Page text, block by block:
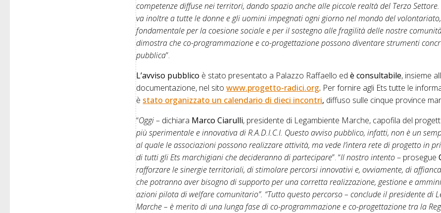
competenze diffuse nei territori, dando spazio anche alle piccole realtà del Terzo
va inoltre a tutte le donne e gli uomini impegnati ogni giorno nel mondo del
fondamentale per la coesione sociale e per il sostegno alle fragilità delle nostre
dimostra che co-programmazione e co-progettazione possono diventare strumenti
pubblica”.
L’avviso pubblico è stato presentato a Palazzo Raffaello edè consultabile, insieme
documentazione, nel sitowww.progetto-radici.org. Per fornire agli Ets tutte le
è stato organizzato un calendario di dieci incontri, diffuso sulle cinque province
“Oggi– dichiara Marco Ciarulli, presidente di Legambiente Marche, capofila del
più sperimentale e innovativa di R.A.D.I.C.I. Questo avviso pubblico, infatti, non è un
al quale le associazioni possono realizzare attività, ma vede l’intera rete di progetto in
di tutti gli Ets marchigiani che decideranno di partecipare”. “Il nostro intento– prosegue
rafforzare le sinergie territoriali, di stimolare percorsi innovativi e, ovviamente, di
che potranno aver bisogno di supporto per una corretta realizzazione, gestione e
azioni pilota di welfare comunitario”. “Tutto questo percorso – conclude il presidente di
Marche – è merito di una lunga fase di co-programmazione e co-progettazione tra la